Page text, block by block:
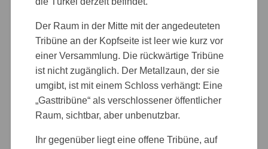
Der Raum in der Mitte mit der angedeuteten
Tribüne an der Kopfseite ist leer wie kurz vor
einer Versammlung. Die rückwärtige Tribüne
ist nicht zugänglich. Der Metallzaun, der sie
umgibt, ist mit einem Schloss verhängt: Eine
„Gasttribüne“ als verschlossener öffentlicher
Raum, sichtbar, aber unbenutzbar.
Ihr gegenüber liegt eine offene Tribüne, auf